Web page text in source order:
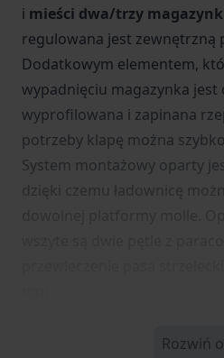
i mieści dwa/trzy
regulowana jest zewnętrzną
Dodatkowym elementem,
wypadnięciu magazynka
wyprofilowana i zapinana
potrzeby klapę można
System montażowy oparty
dzięki czemu ładownicę
Rozwiń